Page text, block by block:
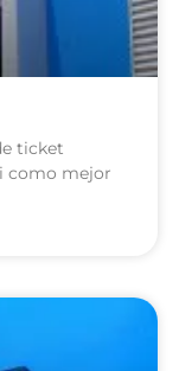
ticket
como mejor